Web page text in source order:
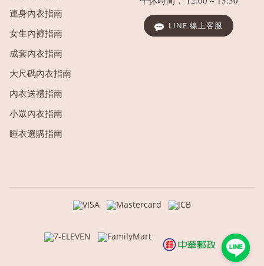
連身內衣指南
女生內褲指南
成套內衣指南
大尺碼內衣指南
內衣送禮指南
小眾內衣指南
睡衣選購指南
LINE 線上客服